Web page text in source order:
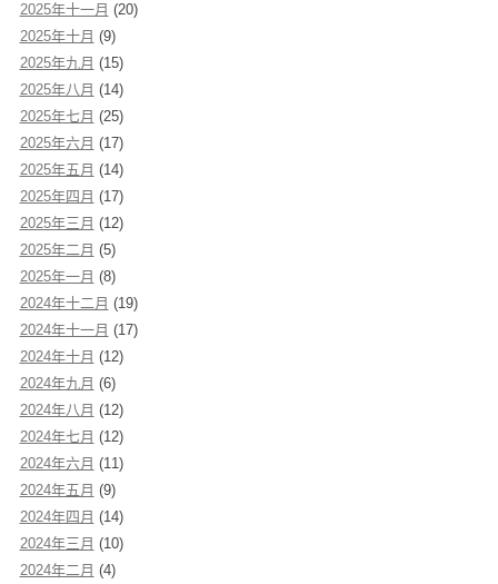
2025年十一月 (20)
2025年十月 (9)
2025年九月 (15)
2025年八月 (14)
2025年七月 (25)
2025年六月 (17)
2025年五月 (14)
2025年四月 (17)
2025年三月 (12)
2025年二月 (5)
2025年一月 (8)
2024年十二月 (19)
2024年十一月 (17)
2024年十月 (12)
2024年九月 (6)
2024年八月 (12)
2024年七月 (12)
2024年六月 (11)
2024年五月 (9)
2024年四月 (14)
2024年三月 (10)
2024年二月 (4)